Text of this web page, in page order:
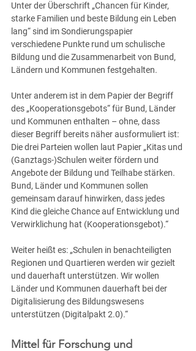
Unter der Überschrift „Chancen für Kinder,
starke Familien und beste Bildung ein Leben
lang“ sind im Sondierungspapier
verschiedene Punkte rund um schulische
Bildung und die Zusammenarbeit von Bund,
Ländern und Kommunen festgehalten.
Unter anderem ist in dem Papier der Begriff
des „Kooperationsgebots“ für Bund, Länder
und Kommunen enthalten – ohne, dass
dieser Begriff bereits näher ausformuliert ist:
Die drei Parteien wollen laut Papier „Kitas und
(Ganztags-)Schulen weiter fördern und
Angebote der Bildung und Teilhabe stärken.
Bund, Länder und Kommunen sollen
gemeinsam darauf hinwirken, dass jedes
Kind die gleiche Chance auf Entwicklung und
Verwirklichung hat (Kooperationsgebot).“
Weiter heißt es: „Schulen in benachteiligten
Regionen und Quartieren werden wir gezielt
und dauerhaft unterstützen. Wir wollen
Länder und Kommunen dauerhaft bei der
Digitalisierung des Bildungswesens
unterstützen (Digitalpakt 2.0).“
Mittel für Forschung und